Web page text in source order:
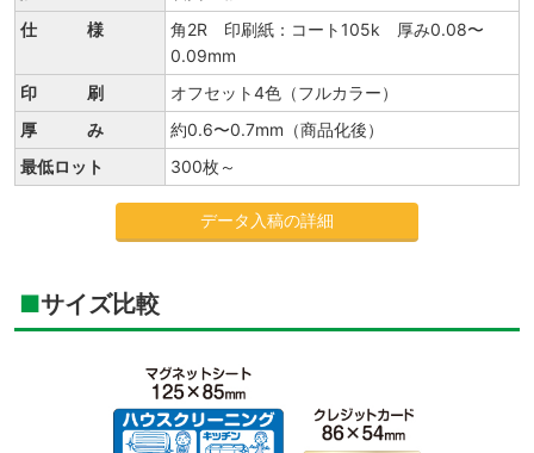
仕 様
角2R 印刷紙：コート105k 厚み0.08〜
0.09mm
印 刷
オフセット4色（フルカラー）
厚 み
約0.6〜0.7mm（商品化後）
最低ロット
300枚～
データ入稿の詳細
サイズ比較